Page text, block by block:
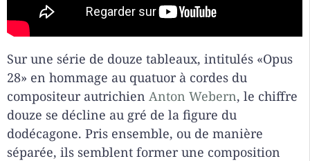
Sur une série de douze tableaux, intitulés «Opus
28» en hommage au quatuor à cordes du
compositeur autrichien Anton Webern, le chiffre
douze se décline au gré de la figure du
dodécagone. Pris ensemble, ou de manière
séparée, ils semblent former une composition